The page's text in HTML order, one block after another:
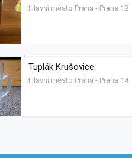
Hlavní město Praha - Praha 12
Tuplák Krušovice
Hlavní město Praha - Praha 14